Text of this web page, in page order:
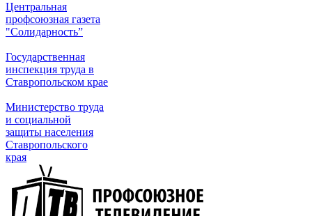
Центральная
профсоюзная газета
"Солидарность”
Государственная
инспекция труда в
Ставропольском крае
Министерство труда
и социальной
защиты населения
Ставропольского
края